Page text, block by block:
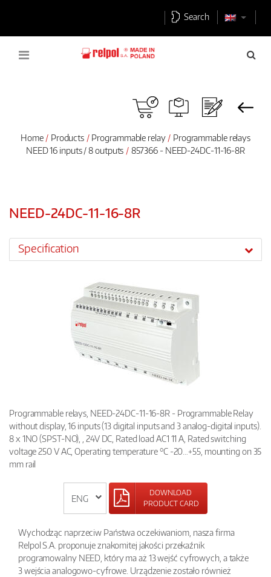
Search
Home Products Programmable relay
Programmable relays
NEED 16 inputs / 8 outputs
857366 - NEED-24DC-11-16-8R
NEED-24DC-11-16-8R
Specification
Programmable relays, NEED-24DC-11-16-8R - Programmable Relay
without display, 16 inputs (13 digital inputs and 3 analog-digital inputs).
8 x 1NO (SPST-NO), , 24V DC, Rated load AC1 11 A, Rated switching
voltage 250 V AC, Operating temperature °C -20…+55, mounting on 35
mm rail
DOWNLOAD
PRODUCT CARD
Wychodząc naprzeciw Państwa oczekiwaniom, nasza firma
Relpol S.A. proponuje znakomitej jakości przekaźnik
programowalny NEED, który ma aż 13 wejść cyfrowych, a także
3 wejścia analogowo-cyfrowe. Urządzenie zostało również